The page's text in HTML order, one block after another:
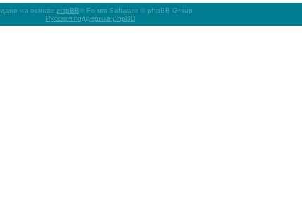
на основе phpBB® Forum Software © phpBB Group
Русская поддержка phpBB